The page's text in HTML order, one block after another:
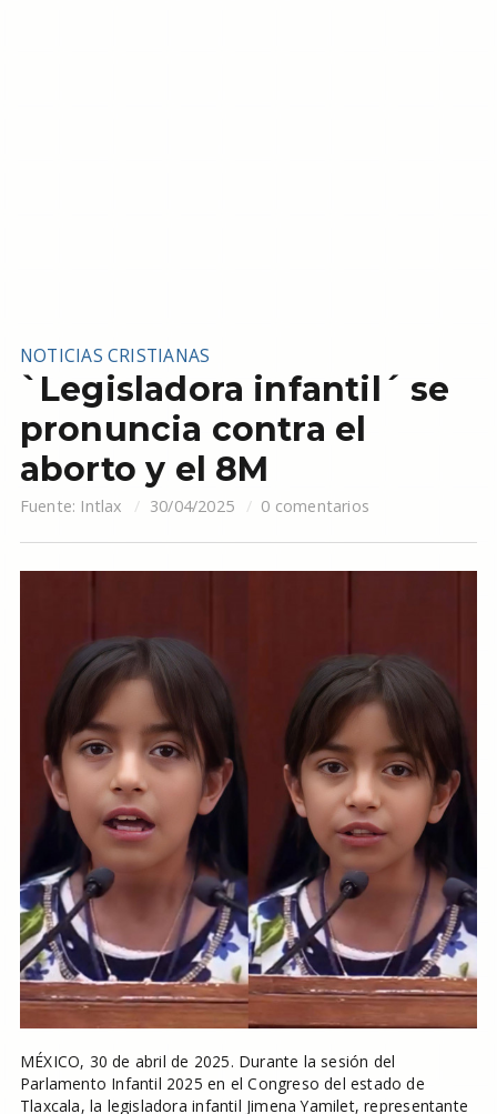
NOTICIAS CRISTIANAS
`Legisladora infantil´ se
pronuncia contra el
aborto y el 8M
Fuente: Intlax 30/04/2025 0 comentarios
MÉXICO, 30 de abril de 2025. Durante la sesión del
Parlamento Infantil 2025 en el Congreso del estado de
Tlaxcala, la legisladora infantil Jimena Yamilet, representante